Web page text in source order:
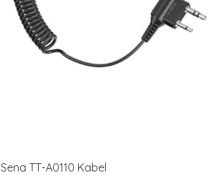
Sena TT-A0110 Kabel